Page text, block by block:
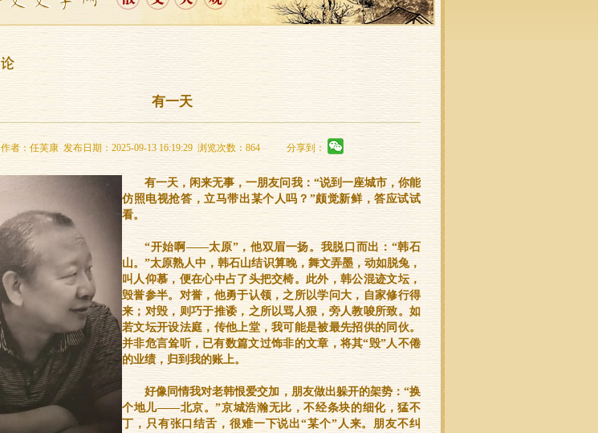
有一天
作者：任芙康 发布日期：2025-09-13 16:19:29 浏览次数：864 分享到：
有一天，闲来无事，一朋友问我：“说到一座城市，你能
仿照电视抢答，立马带出某个人吗？”颇觉新鲜，答应试试
看。
“开始啊——太原”，他双眉一扬。我脱口而出：“韩石
山。”太原熟人中，韩石山结识算晚，舞文弄墨，动如脱兔，
叫人仰慕，便在心中占了头把交椅。此外，韩公混迹文坛，
毁誉参半。对誉，他勇于认领，之所以学问大，自家修行得
来；对毁，则巧于推诿，之所以骂人狠，旁人教唆所致。如
若文坛开设法庭，传他上堂，我可能是被最先招供的同伙。
并非危言耸听，已有数篇文过饰非的文章，将其“毁”人不倦
的业绩，归到我的账上。
好像同情我对老韩恨爱交加，朋友做出躲开的架势：“换
个地儿——北京。”京城浩瀚无比，不经条块的细化，猛不
丁，只有张口结舌，很难一下说出“某个”人来。朋友不纠